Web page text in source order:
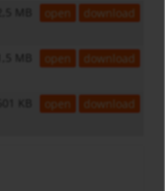
open download
1,5 MB open download
501 KB open download